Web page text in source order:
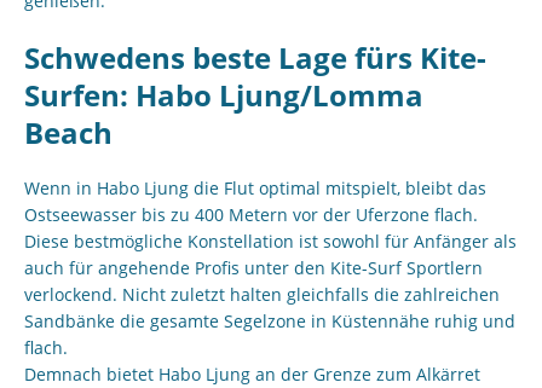
Schwedens beste Lage fürs Kite-
Surfen: Habo Ljung/Lomma
Beach
Wenn in Habo Ljung die Flut optimal mitspielt, bleibt das
Ostseewasser bis zu 400 Metern vor der Uferzone flach.
Diese bestmögliche Konstellation ist sowohl für Anfänger als
auch für angehende Profis unter den Kite-Surf Sportlern
verlockend. Nicht zuletzt halten gleichfalls die zahlreichen
Sandbänke die gesamte Segelzone in Küstennähe ruhig und
flach.
Demnach bietet Habo Ljung an der Grenze zum Alkärret